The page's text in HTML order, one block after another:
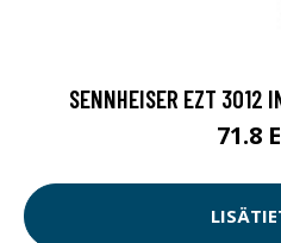
SENNHEISER EZT 3012
71.8